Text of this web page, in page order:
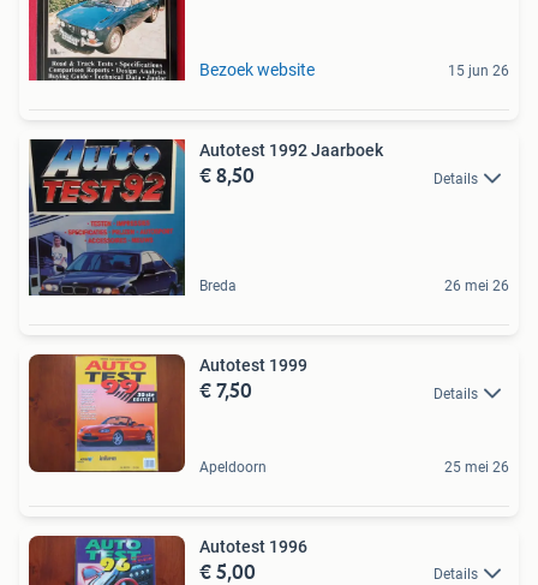
Bezoek website 15 jun 26
Autotest 1992 Jaarboek
€ 8,50 Details
Breda 26 mei 26
Autotest 1999
€ 7,50 Details
Apeldoorn 25 mei 26
Autotest 1996
€ 5,00 Details